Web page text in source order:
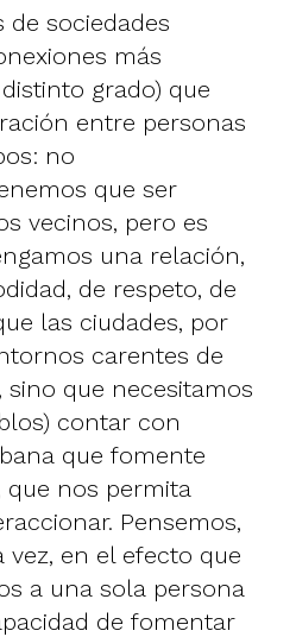
sociedades
más
grado) que
entre personas
no
que ser
vecinos, pero es
una relación,
de respeto, de
las ciudades, por
carentes de
que necesitamos
contar con
que fomente
que nos permita
Pensemos,
en el efecto que
a una sola persona
de fomentar